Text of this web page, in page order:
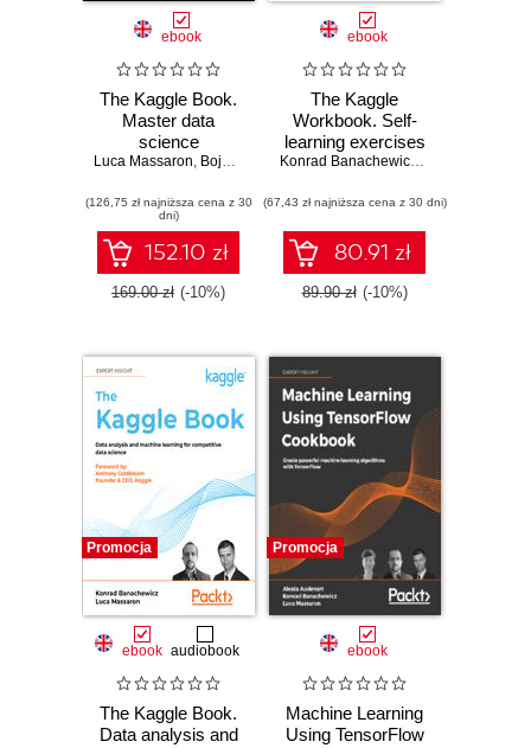
ebook
The Kaggle Book.
Master data
science
competitions with
GenAI, and LLMs -
Second Edition
Luca Massaron, Bojan Tunguz ,Konrad Banachewicz
(126,75 zł najniższa cena z 30
dni)
152.10 zł
169.00 zł (-10%)
ebook
The Kaggle
Workbook. Self-
learning exercises
and valuable
data science
competitions
Konrad Banachewicz
,
(67,43 zł najniższa cena z 30 dni)
80.91 zł
89.90 zł (-10%)
Promocja
ebook audiobook
The Kaggle Book.
Data analysis and
Promocja
ebook
Machine Learning
Using TensorFlow